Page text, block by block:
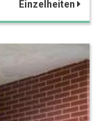
Einzelheiten